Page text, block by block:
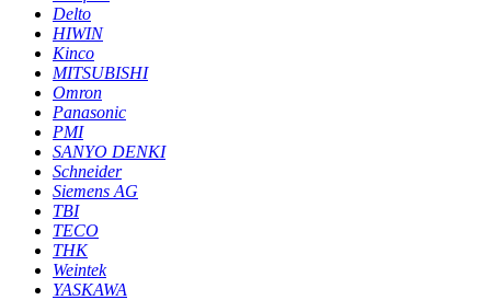
Delto
HIWIN
Kinco
MITSUBISHI
Omron
Panasonic
PMI
SANYO DENKI
Schneider
Siemens AG
TBI
TECO
THK
Weintek
YASKAWA